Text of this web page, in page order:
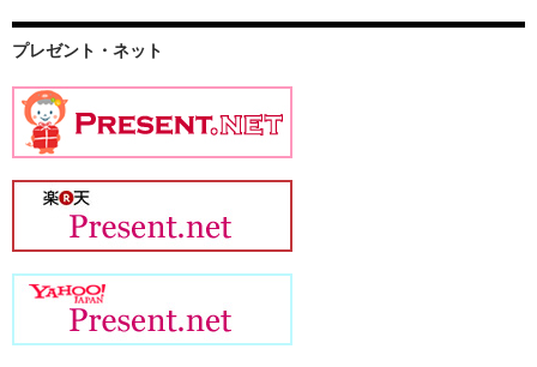
投
稿
ナ
ビ
ゲ
シ
プレゼント・ネット